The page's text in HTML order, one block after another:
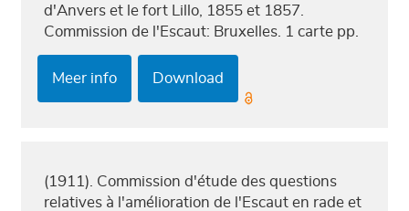
d'Anvers et le fort Lillo, 1855 et 1857.
Commission de l'Escaut: Bruxelles. 1 carte pp.
Meer info Download
(1911). Commission d'étude des questions
relatives à l'amélioration de l'Escaut en rade et